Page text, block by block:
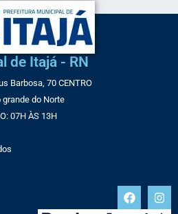
de Itajá - RN
Barbosa, 70 CENTRO
grande do Norte
07H ÀS 13H